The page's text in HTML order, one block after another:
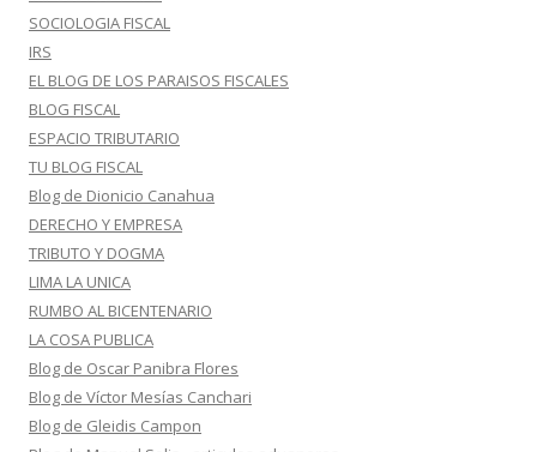
SOCIOLOGIA FISCAL
IRS
EL BLOG DE LOS PARAISOS FISCALES
BLOG FISCAL
ESPACIO TRIBUTARIO
TU BLOG FISCAL
Blog de Dionicio Canahua
DERECHO Y EMPRESA
TRIBUTO Y DOGMA
LIMA LA UNICA
RUMBO AL BICENTENARIO
LA COSA PUBLICA
Blog de Oscar Panibra Flores
Blog de Víctor Mesías Canchari
Blog de Gleidis Campon